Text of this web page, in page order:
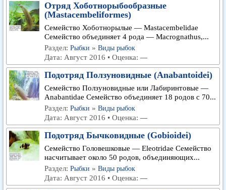
Отряд Хоботнорыбообразные
(Mastacembeliformes)
Семейство Хоботнорылые — Mastacembelidae
Семейство объединяет 4 рода — Macrognathus,...
Раздел: Рыбки » Виды рыбок
Дата: Август 2016 • Оценка: —
Подотряд Ползуновидные (Anabantoidei)
Семейство Ползуновидные или Лабиринтовые —
Anabantidae Семейство объединяет 18 родов с 70...
Раздел: Рыбки » Виды рыбок
Дата: Август 2016 • Оценка: —
Подотряд Бычковидные (Gobioidei)
Семейство Головешковые — Eleotridae Семейство
насчитывает около 50 родов, объединяющих...
Раздел: Рыбки » Виды рыбок
Дата: Август 2016 • Оценка: —